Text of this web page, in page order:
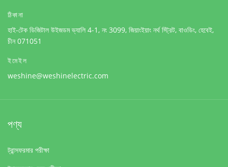
ঠিকানা
হাই-টেক ডিজিটাল উইজডম ভ্যালি 4-1, নং 3099, জিয়াংইয়াং নর্থ স্ট্রিট, বাওডিং, হেবেই,
চীন 071051
ইমেইল
weshine@weshinelectric.com
পণ্য
ট্রান্সফরমার পরীক্ষা